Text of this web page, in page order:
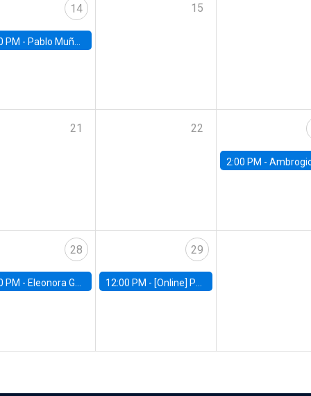
14
PM - Pablo Muñoz, Universidad de Chile
15
21 22
2:00 PM - Ambrogio Cesa-Bianchi, Bank of
28
PM - Eleonora Guarnieri, Exeter University
29
12:00 PM - [Online] Pablo Slutzky, University of Maryland